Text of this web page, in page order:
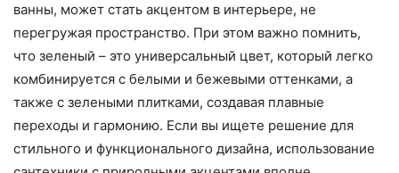
ванны, может стать акцентом в интерьере, не
перегружая пространство. При этом важно помнить,
что зеленый – это универсальный цвет, который легко
комбинируется с белыми и бежевыми оттенками, а
также с зелеными плитками, создавая плавные
переходы и гармонию. Если вы ищете решение для
стильного и функционального дизайна, использование